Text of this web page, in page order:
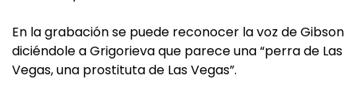
En la grabación se puede reconocer la voz de Gibson
diciéndole a Grigorieva que parece una “perra de Las
Vegas, una prostituta de Las Vegas”.